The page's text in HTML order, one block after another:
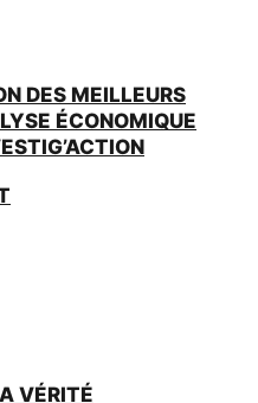
DES MEILLEURS
ÉCONOMIQUE
VÉRITÉ